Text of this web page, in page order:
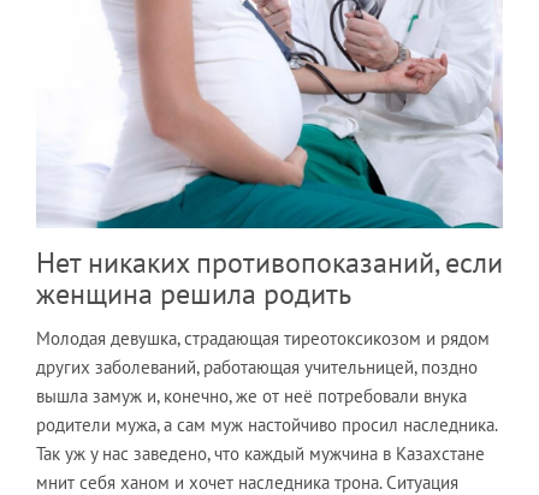
Нет никаких противопоказаний, если
женщина решила родить
Молодая девушка, страдающая тиреотоксикозом и рядом
других заболеваний, работающая учительницей, поздно
вышла замуж и, конечно, же от неё потребовали внука
родители мужа, а сам муж настойчиво просил наследника.
Так уж у нас заведено, что каждый мужчина в Казахстане
мнит себя ханом и хочет наследника трона. Ситуация